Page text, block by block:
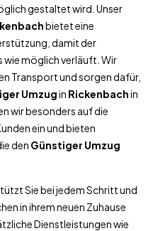
gestaltet wird. Unser
bietet eine
damit der
wie möglich verläuft. Wir
Transport und sorgen dafür,
Umzugin Rickenbachin
wir besonders auf die
ein und bieten
den Günstiger Umzug
Sie bei jedem Schritt und
in ihrem neuen Zuhause
Dienstleistungen wie